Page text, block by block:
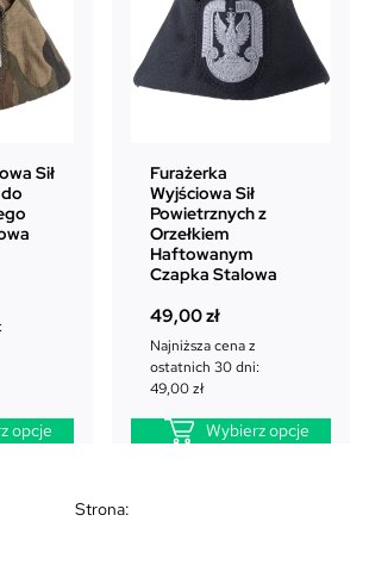
Sił
opcje
Furażerka
Wyjściowa Sił
Powietrznych z
Orzełkiem
Haftowanym
Czapka Stalowa
49,00zł
Najniższa cena z
ostatnich 30 dni:
49,00zł
Wybierz opcje
Strona: